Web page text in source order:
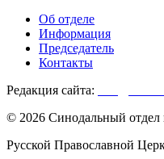
Об отделе
Информация
Председатель
Контакты
Редакция сайта:
© 2026 Синодальный
Русской Православной